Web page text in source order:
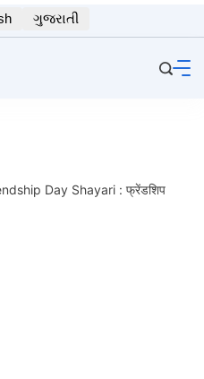
ગુજરાતી
Day Shayari : फ्रेंडशिप